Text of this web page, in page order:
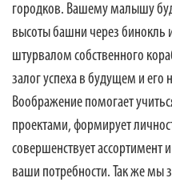
городков. Вашему малышу
высоты башни через бинокль
штурвалом собственного
залог успеха в будущем и его
Воображение помогает
проектами, формирует
совершенствует ассортимент
ваши потребности. Так же мы